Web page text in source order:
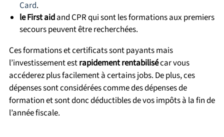
Card.
le First aidand CPR qui sont les formations aux premiers
secours peuvent être recherchées.
Ces formations et certificats sont payants mais
l’investissement estrapidement rentabilisécar vous
accéderez plus facilement à certains jobs. De plus, ces
dépenses sont considérées comme des dépenses de
formation et sont donc déductibles de vos impôts à la fin de
l’année fiscale.